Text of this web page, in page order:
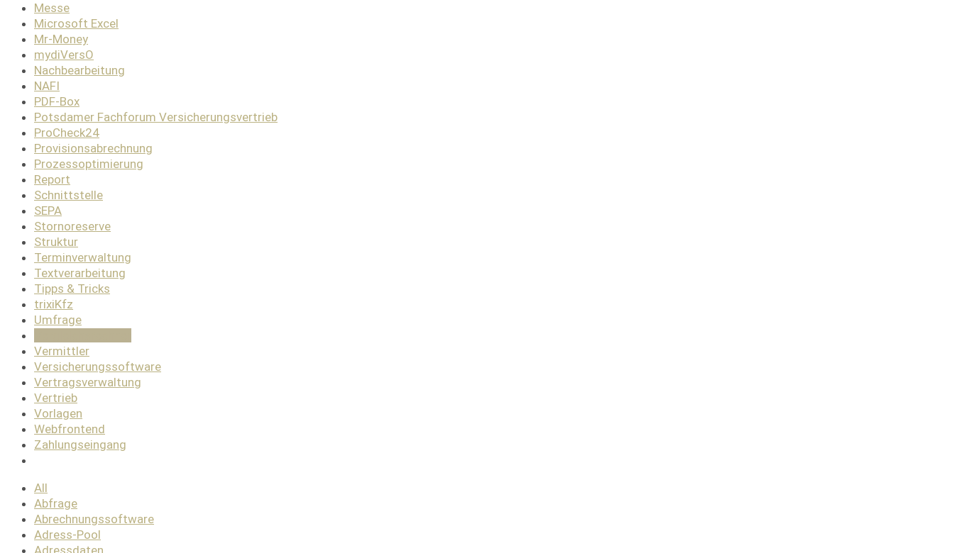
Messe
Microsoft Excel
Mr-Money
mydiVersO
Nachbearbeitung
NAFI
PDF-Box
Potsdamer Fachforum Versicherungsvertrieb
ProCheck24
Provisionsabrechnung
Prozessoptimierung
Report
Schnittstelle
SEPA
Stornoreserve
Struktur
Terminverwaltung
Textverarbeitung
Tipps & Tricks
trixiKfz
Umfrage
Vermittler
Versicherungssoftware
Vertragsverwaltung
Vertrieb
Vorlagen
Webfrontend
Zahlungseingang
All
Abfrage
Abrechnungssoftware
Adress-Pool
Adressdaten